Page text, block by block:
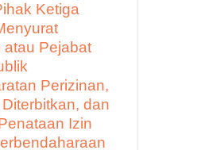
Ketiga
atau Pejabat
Perizinan,
dan
Izin